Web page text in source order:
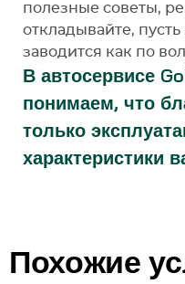
полезные советы,
откладывайте,
заводится как по
В автосервисе
понимаем, что
только
характеристики
Похожие